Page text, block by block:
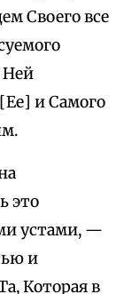
Своего все
Ней
и Самого
это
устами, —
и
Которая в